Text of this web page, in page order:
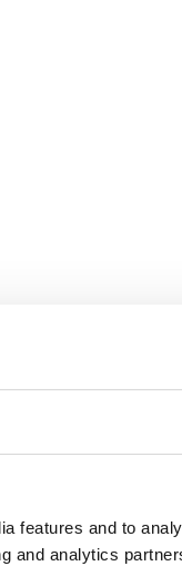
features and to
and analytics
guardar os seus